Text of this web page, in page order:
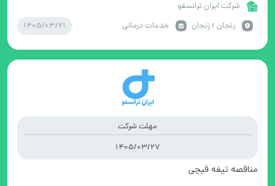
شرکت ایران ترانسفو
زنجان / زنجان
خدمات درمانی 1405/03/21
مهلت شرکت
1405/03/27
مناقصه تیغه قیچی